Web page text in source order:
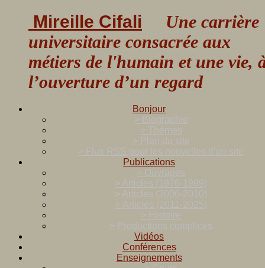
Mireille Cifali Une carrière
universitaire consacrée aux
métiers de l'humain et une vie,
l’ouverture d’un regard
Bonjour
> Biographie
> Thèmes
> Plan du site
> Flux RSS pour les nouvelles d’un site
Publications
> Ouvrages
> Articles (1976-1999)
> Articles (2000-2010)
> Articles (2011-2025)
> Histoire
> Productions complices
Vidéos
Conférences
Enseignements